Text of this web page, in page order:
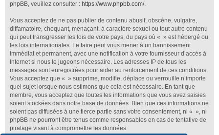
phpBB, veuillez consulter : https://www.phpbb.com/.
Vous acceptez de ne pas publier de contenu abusif, obscène, vulgaire,
diffamatoire, choquant, menaçant, à caractère sexuel ou tout autre contenu
qui peut transgresser les lois de votre pays, du pays où « » est hébergé ou
les lois internationales. Le faire peut vous mener à un bannissement
immédiat et permanent, avec une notification à votre fournisseur d’accès à
Internet si nous le jugeons nécessaire. Les adresses IP de tous les
messages sont enregistrées pour aider au renforcement de ces conditions.
Vous acceptez que « » supprime, modifie, déplace ou verrouille n’importe
quel sujet lorsque nous estimons que cela est nécessaire. En tant que
membre, vous acceptez que toutes les informations que vous avez saisies
soient stockées dans notre base de données. Bien que ces informations ne
soient pas diffusées à une tierce partie sans votre consentement, ni « », ni
phpBB ne pourront être tenus comme responsables en cas de tentative de
piratage visant à compromettre les données.